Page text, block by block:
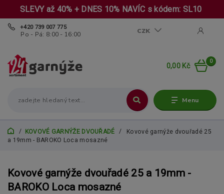
SLEVY až 40% + DNES 10% NAVÍC s kódem: SL10
Menu
CZK
+420 739 007 775
Po - Pá: 8:00 - 16:00
0
0,00 Kč
KOVOVÉ GARNÝŽE DVOUŘADÉ
Kovové garnýže dvouřadé 25
a 19mm - BAROKO Loca mosazné
Kovové garnýže dvouřadé 25 a 19mm -
BAROKO Loca mosazné